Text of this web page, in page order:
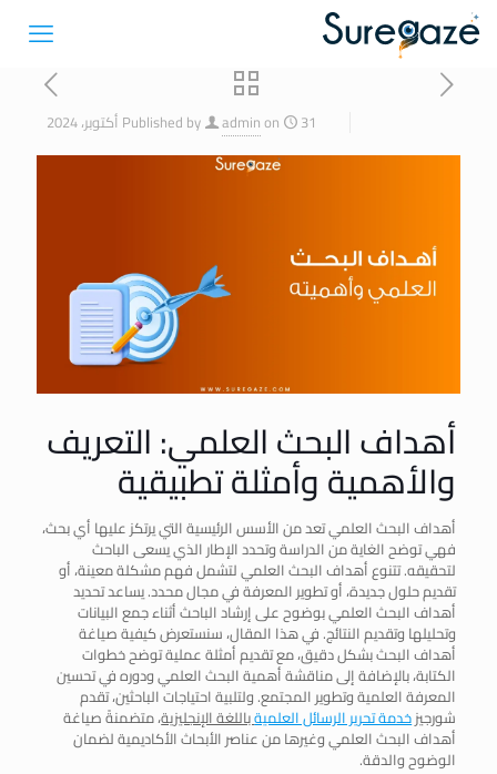
Published by adminon 31 أكتوبر، 2024
أهداف البحث العلمي: التعريف
والأهمية وأمثلة تطبيقية
أهداف البحث العلمي تعد من الأسس الرئيسية التي يرتكز عليها أي بحث،
فهي توضح الغاية من الدراسة وتحدد الإطار الذي يسعى الباحث
لتحقيقه. تتنوع أهداف البحث العلمي لتشمل فهم مشكلة معينة، أو
تقديم حلول جديدة، أو تطوير المعرفة في مجال محدد. يساعد تحديد
أهداف البحث العلمي بوضوح على إرشاد الباحث أثناء جمع البيانات
وتحليلها وتقديم النتائج. في هذا المقال، سنستعرض كيفية صياغة
أهداف البحث بشكل دقيق، مع تقديم أمثلة عملية توضح خطوات
الكتابة، بالإضافة إلى مناقشة أهمية البحث العلمي ودوره في تحسين
المعرفة العلمية وتطوير المجتمع. ولتلبية احتياجات الباحثين، تقدم
شورجيزخدمة تحرير الرسائل العلميةباللغة الإنجليزية، متضمنةً صياغة
أهداف البحث العلمي وغيرها من عناصر الأبحاث الأكاديمية لضمان
الوضوح والدقة.